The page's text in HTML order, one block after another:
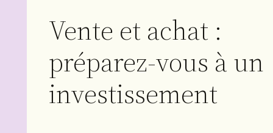
Vente et achat :
préparez-vous à un
investissement